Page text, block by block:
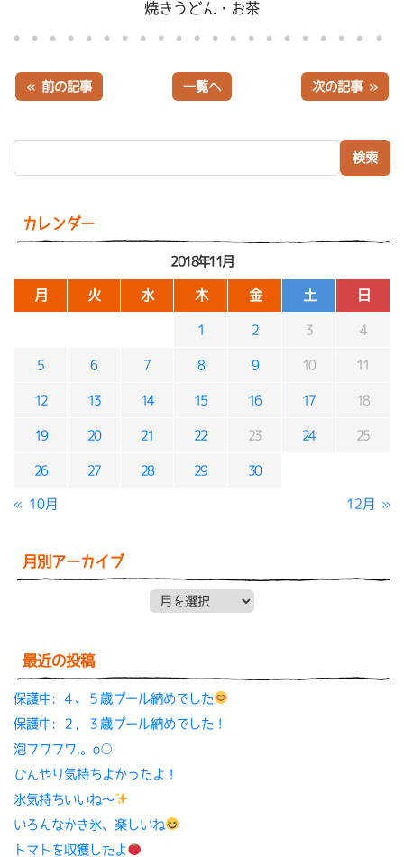
カレンダー
2018年11月
月 火 水 木 金 土 日
1 2 3 4
5 6 7 8 9 10 11
12 13 14 15 16 17 18
19 20 21 22 23 24 25
26 27 28 29 30
« 10月 12月 »
月別アーカイブ
最近の投稿
保護中: ４、５歳プール納めでした
保護中: ２，３歳プール納めでした！
泡フワフワ.。o○
ひんやり気持ちよかったよ！
氷気持ちいいね〜
いろんなかき氷、楽しいね
トマトを収獲したよ
焼きうどん・お茶
« 前の記事 一覧へ 次の記事 »